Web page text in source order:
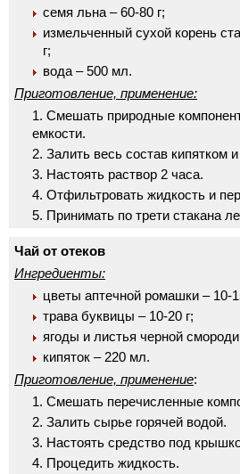
семя льна – 60-80 г;
измельченный сухой корень
г;
вода – 500 мл.
Приготовление, применение:
Смешать природные
емкости.
Залить весь состав кипятком
Настоять раствор 2 часа.
Отфильтровать жидкость и
Принимать по трети стакана
Чай от отеков
Ингредиенты:
цветы аптечной ромашки – 10-
трава буквицы – 10-20 г;
ягоды и листья черной
кипяток – 220 мл.
Приготовление, применение:
Смешать перечисленные
Залить сырье горячей водой.
Настоять средство под
Процедить жидкость.